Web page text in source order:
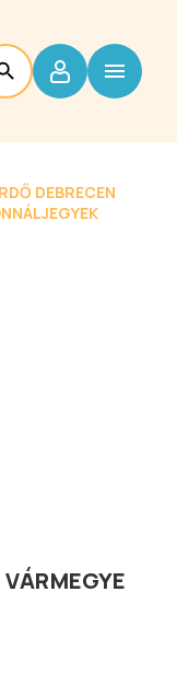
DEBRECEN
JEGYEK
VÁRMEGYE